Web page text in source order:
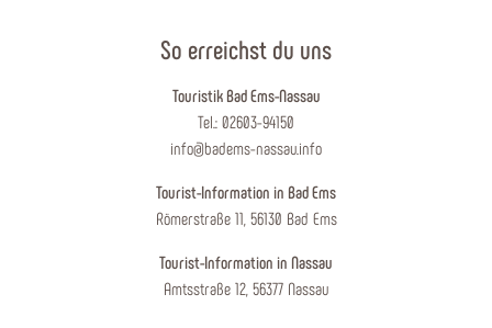
So erreichst du uns
Touristik Bad Ems-Nassau
Tel.: 02603-94150
info@badems-nassau.info
Tourist-Information in Bad Ems
Römerstraße 11, 56130 Bad Ems
Tourist-Information in Nassau
Amtsstraße 12, 56377 Nassau